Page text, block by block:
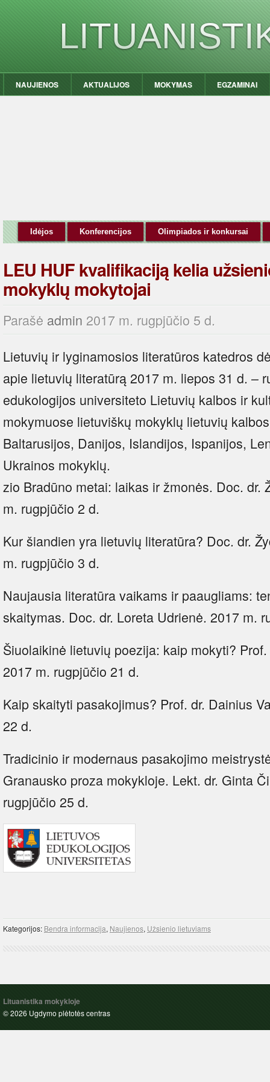
NAUJIENOS AKTUALIJOS MOKYMAS EGZAMINAI
Idėjos Konferencijos Olimpiados ir konkursai
LEU HUF kvalifikaciją kelia
mokyklų mokytojai
Parašė admin 2017 m. rugpjūčio 5 d.
Lietuvių ir lyginamosios literatūros katedros
apie lietuvių literatūrą 2017 m. liepos 31 d. –
edukologijos universiteto Lietuvių kalbos ir
mokymuose lietuviškų mokyklų lietuvių
Baltarusijos, Danijos, Islandijos, Ispanijos,
Ukrainos mokyklų.
zio Bradūno metai: laikas ir žmonės. Doc. dr.
m. rugpjūčio 2 d.
Kur šiandien yra lietuvių literatūra? Doc. dr.
m. rugpjūčio 3 d.
Naujausia literatūra vaikams ir paaugliams:
skaitymas. Doc. dr. Loreta Udrienė. 2017 m.
Šiuolaikinė lietuvių poezija: kaip mokyti?
2017 m. rugpjūčio 21 d.
Kaip skaityti pasakojimus? Prof. dr. Dainius
22 d.
Tradicinio ir modernaus pasakojimo
Granausko proza mokykloje. Lekt. dr. Ginta
rugpjūčio 25 d.
Kategorijos: Bendra informacija, Naujienos, Užsienio lietuviams
Lituanistika mokykloje
© 2026 Ugdymo plėtotės centras